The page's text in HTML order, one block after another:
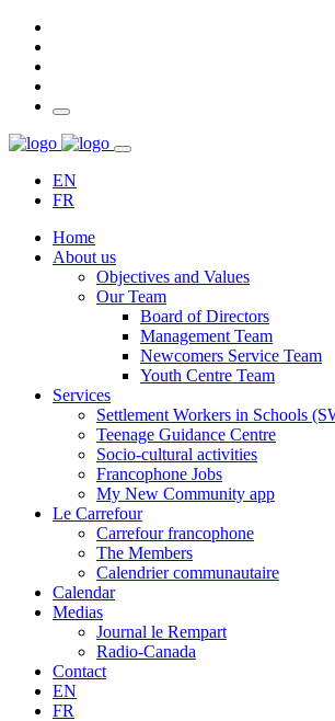
EN
FR
Home
About us
Objectives and Values
Our Team
Board of Directors
Management Team
Newcomers Service Team
Youth Centre Team
Services
Settlement Workers in Schools
Teenage Guidance Centre
Socio-cultural activities
Francophone Jobs
My New Community app
Le Carrefour
Carrefour francophone
The Members
Calendrier communautaire
Calendar
Medias
Journal le Rempart
Radio-Canada
Contact
EN
FR